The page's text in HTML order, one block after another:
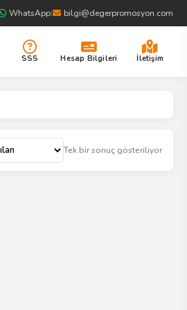
WhatsApp| bilgi@degerpromosyon.com
SSS Hesap Bilgileri İletişim
Tek bir sonuç gösteriliyor